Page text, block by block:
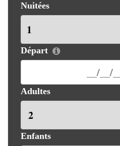
Nuitées
Départ
Adultes
Enfants